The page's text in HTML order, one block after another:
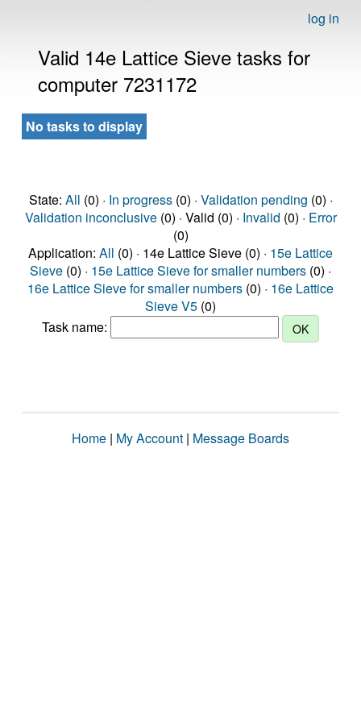
log in
Valid 14e Lattice Sieve tasks for
computer 7231172
No tasks to display
State: All (0) · In progress(0) · Validation pending (0) ·
Validation inconclusive(0) · Valid (0) · Invalid (0) · Error
(0)
Application: All (0) · 14e Lattice Sieve (0) · 15e Lattice
Sieve (0) · 15e Lattice Sieve for smaller numbers (0) ·
16e Lattice Sieve for smaller numbers (0) · 16e Lattice
Sieve V5 (0)
Task name:
Home | My Account | Message Boards